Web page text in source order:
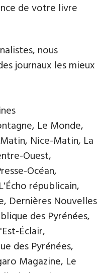
de votre livre
nous
journaux les mieux
Le Monde,
Nice-Matin, La
Ouest,
Océan,
républicain,
Dernières Nouvelles
des Pyrénées,
Éclair,
des Pyrénées,
Magazine, Le